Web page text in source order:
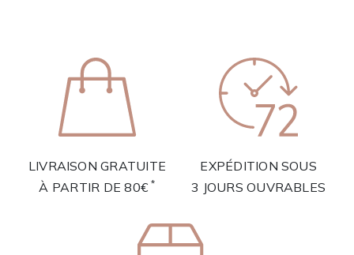
LIVRAISON GRATUITE
À PARTIR DE 80€ *
EXPÉDITION SOUS
3 JOURS OUVRABLES